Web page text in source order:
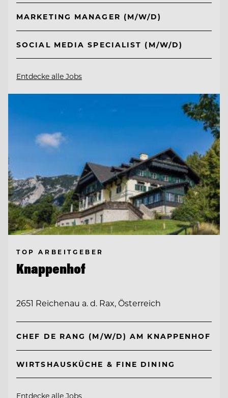
MARKETING MANAGER (M/W/D)
SOCIAL MEDIA SPECIALIST (M/W/D)
Entdecke alle Jobs
TOP ARBEITGEBER
Knappenhof
2651 Reichenau a. d. Rax, Österreich
CHEF DE RANG (M/W/D) AM KNAPPENHOF
WIRTSHAUSKÜCHE & FINE DINING
Entdecke alle Jobs